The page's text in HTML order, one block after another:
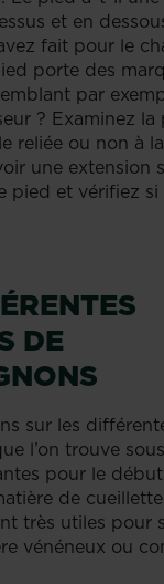
et en
fait pour le
porte des
par
? Examinez la
reliée ou non à
une extension
pied et vérifiez si
DE
sur les
l’on trouve
pour le
de
très utiles pour
vénéneux ou